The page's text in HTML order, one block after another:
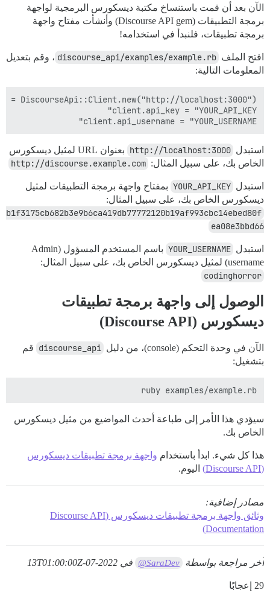
الآن بعد أن قمت باستنساخ مكتبة ديسكورس البرمجية لواجهة
برمجة التطبيقات (Discourse API gem) وأنشأت مفتاح واجهة
برمجة تطبيقات، فلنبدأ في استخدامه!
افتح الملف discourse_api/examples/example.rb ، وقم بتعديل
المعلومات التالية:
client.api_username = "YOUR_USERNAME"
استبدل http://localhost:3000
بعنوان URL لمثيل ديسكورس
الخاص بك، على سبيل المثال: http://discourse.example.com
استبدل YOUR_API_KEY بمفتاح واجهة برمجة التطبيقات لمثيل
ديسكورس الخاص بك، على سبيل المثال:
b1f3175cb682b3e9b6ca419db77772120b19af993cbc14ebed80f
ea08e3bbd66
استبدل YOUR_USERNAME
باسم المستخدم المسؤول (Admin
username) لمثيل ديسكورس الخاص بك، على سبيل المثال:
codinghorror
الوصول إلى واجهة برمجة تطبيقات
ديسكورس (Discourse API)
الآن في وحدة التحكم (console)، من دليل discourse_api قم
بتشغيل:
ruby examples/example.rb
سيؤدي هذا الأمر إلى طباعة أحدث المواضيع من مثيل ديسكورس
الخاص بك.
هذا كل شيء. ابدأ باستخدام واجهة برمجة تطبيقات ديسكورس
(Discourse API)
اليوم.
مصادر إضافية:
وثائق واجهة برمجة تطبيقات ديسكورس (Discourse API
Documentation)
آخر مراجعة بواسطة @SaraDev في2022-07-13T01:00:00Z
29 إعجابًا